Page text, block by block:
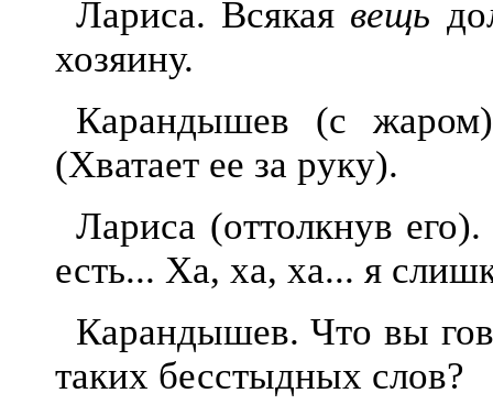
Лариса. Всякая вещь
хозяину.
Карандышев (с
(Хватает ее за руку).
Лариса (оттолкнув
есть... Ха, ха, ха... я
Карандышев. Что вы
таких бесстыдных слов?